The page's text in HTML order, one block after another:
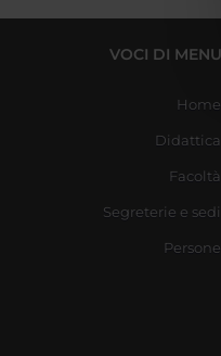
VOCI DI MENU
Home
Didattica
Facoltà
Segreterie e sedi
Persone